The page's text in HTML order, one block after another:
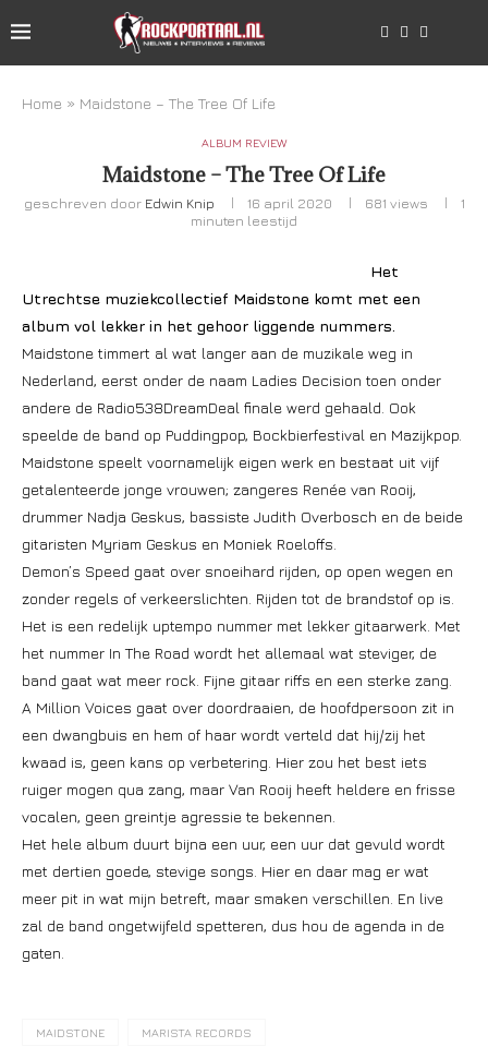
Home » Maidstone – The Tree Of Life
ALBUM REVIEW
Maidstone – The Tree Of Life
geschreven door Edwin Knip 16 april 2020 681 views
1
minuten leestijd
Het
Utrechtse muziekcollectief Maidstone komt met een
album vol lekker in het gehoor liggende nummers.
Maidstone timmert al wat langer aan de muzikale weg in
Nederland, eerst onder de naam Ladies Decision toen onder
andere de Radio538DreamDeal finale werd gehaald. Ook
speelde de band op Puddingpop, Bockbierfestival en Mazijkpop.
Maidstone speelt voornamelijk eigen werk en bestaat uit vijf
getalenteerde jonge vrouwen; zangeres Renée van Rooij,
drummer Nadja Geskus, bassiste Judith Overbosch en de beide
gitaristen Myriam Geskus en Moniek Roeloffs.
Demon’s Speed gaat over snoeihard rijden, op open wegen en
zonder regels of verkeerslichten. Rijden tot de brandstof op is.
Het is een redelijk uptempo nummer met lekker gitaarwerk. Met
het nummer In The Road wordt het allemaal wat steviger, de
band gaat wat meer rock. Fijne gitaar riffs en een sterke zang.
A Million Voices gaat over doordraaien, de hoofdpersoon zit in
een dwangbuis en hem of haar wordt verteld dat hij/zij het
kwaad is, geen kans op verbetering. Hier zou het best iets
ruiger mogen qua zang, maar Van Rooij heeft heldere en frisse
vocalen, geen greintje agressie te bekennen.
Het hele album duurt bijna een uur, een uur dat gevuld wordt
met dertien goede, stevige songs. Hier en daar mag er wat
meer pit in wat mijn betreft, maar smaken verschillen. En live
zal de band ongetwijfeld spetteren, dus hou de agenda in de
gaten.
MAIDSTONE MARISTA RECORDS